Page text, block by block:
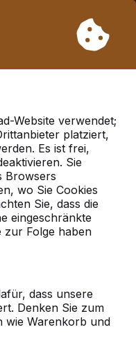
Sie daher längere
Website verwendet;
platziert,
Es ist frei,
Sie
Browsers
wo Sie Cookies
Sie, dass die
eingeschränkte
zur Folge haben
dass unsere
Denken Sie zum
wie Warenkorb und
Sonneberg
deze